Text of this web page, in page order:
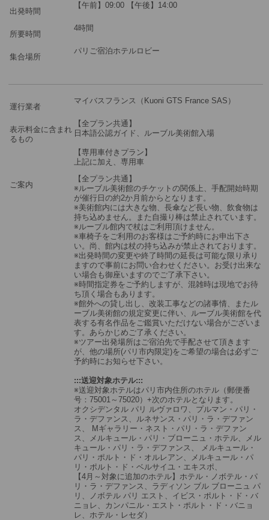
出発時間
【午前】09:00 【午後】14:00
所要時間
4時間
集合場所
パリご宿泊ホテルロビー
運行業者
マイバスフランス（Kuoni GTS France SAS）
表示料金に含まれ
るもの
【全プラン共通】
日本語公認ガイド、ルーブル美術館入場
【専用車付きプラン】
上記に加え、専用車
ご案内
【全プラン共通】
※ルーブル美術館のチケットの関係上、手配開始時期
が催行日の約2か月前からとなります。
※美術館内には大きな物、長傘など長い物、飲食物は
持ち込めません。また自撮り棒は禁止されています。
※ルーブル館内で杖はご利用頂けません。
※車椅子をご利用のお客様はご予約時にお申出下さ
い。尚、館内は杖の持ち込みが禁止されております。
※出発時間の変更や終了時間の延長は可能な限り承り
ますので事前にお問い合わせください。お受け出来な
い場合も御座いますのでご了承下さい。
※時間指定券をご予約しますが、混雑時は現地でお待
ち頂く場合もあります。
※館外への貸し出し、改装工事などの諸事情、またル
ーブル美術館の規定変更に伴い、ルーブル美術館を代
表する有名作品をご鑑賞いただけない場合がございま
す。あらかじめご了承ください。
※ツアー出発場所はご宿泊先で手配させて頂きます
が、他の場所(パリ市内限定)をご希望の場合は必ずご
予約時にお知らせ下さい。
:::送迎対象ホテル:::
※送迎対象ホテルはパリ市内住所のホテル（郵便番
号：75001～75020）+次のホテルとなります。
オクシデンタル パリ ルヴァロワ、プルマン・パリ・
ラ・デファンス、ルネサンス・パリ・ラ・デファン
ス、 Mギャラリー・ネスト・パリ・ラ・デファン
ス、メルキュール・パリ・ブローニュ・ホテル、メル
キュール・パリ・ラ・デファンス、 メルキュール・
パリ・ポルト・ド・オルレアン、メルキュール・パ
リ・ポルト・ド・ベルサイユ・エキスポ、
【4月～対象に追加のホテル】ホテル・ノボテル・パ
リ・ラ・デファンス、ラディソン ブル ブローニュ パ
リ、ノボテル パリ エスト、イビス・ポルト・ド・バ
ニョレ、カンパニル・エスト・ポルト・ド・バニョ
レ、ホテル・レセダ）